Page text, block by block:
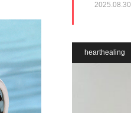
2025.08.30
hearthealing